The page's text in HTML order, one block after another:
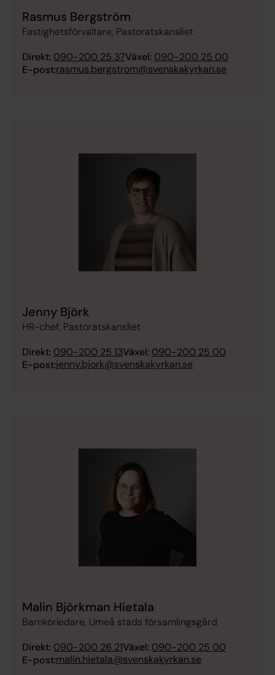
Rasmus Bergström
Fastighetsförvaltare, Pastoratskansliet
Direkt: 090-200 25 37Växel: 090-200 25 00
E-post:rasmus.bergstrom@svenskakyrkan.se
Jenny Björk
HR-chef, Pastoratskansliet
Direkt: 090-200 25 13Växel: 090-200 25 00
E-post:jenny.bjork@svenskakyrkan.se
Malin Björkman Hietala
Barnkörledare, Umeå stads församlingsgård
Direkt: 090-200 26 21Växel: 090-200 25 00
E-post:malin.hietala@svenskakyrkan.se